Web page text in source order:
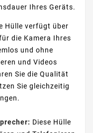
Ihres Geräts.
Hülle verfügt über
die Kamera Ihres
und ohne
und Videos
Sie die Qualität
Sie gleichzeitig
Diese Hülle